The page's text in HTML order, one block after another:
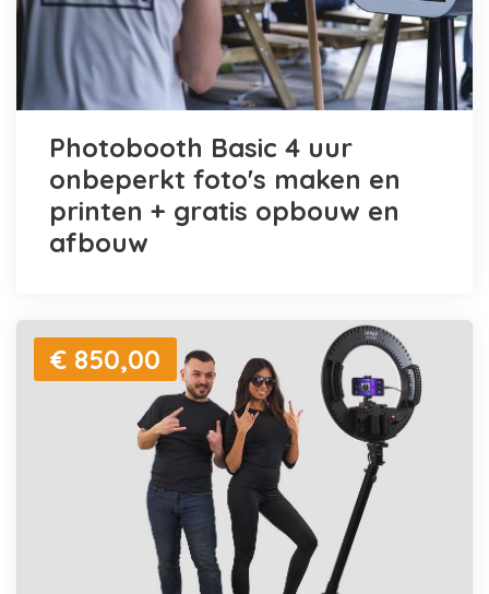
Photobooth Basic 4 uur
onbeperkt foto's maken en
printen + gratis opbouw en
afbouw
€ 850,00